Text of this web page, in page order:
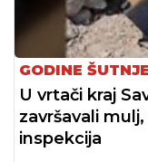
GODINE ŠUTNJE
U vrtači kraj
završavali
inspekcija